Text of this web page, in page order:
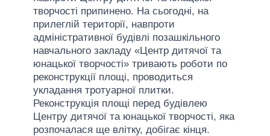
творчості припинено. На сьогодні, на
прилеглій території, навпроти
адміністративної будівлі позашкільного
навчального закладу «Центр дитячої та
юнацької творчості» тривають роботи по
реконструкції площі, проводиться
укладання тротуарної плитки.
Реконструкція площі перед будівлею
Центру дитячої та юнацької творчості, яка
розпочалася ще влітку, добігає кінця.